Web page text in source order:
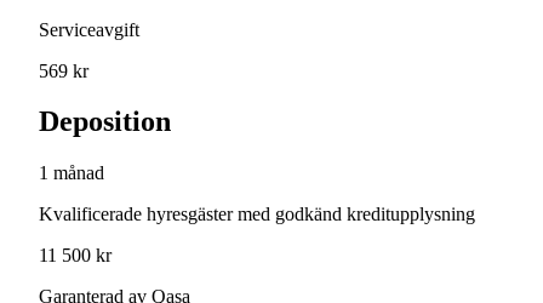
Serviceavgift
569 kr
Deposition
1 månad
Kvalificerade hyresgäster med godkänd kreditupplysning
11 500 kr
Garanterad av Qasa